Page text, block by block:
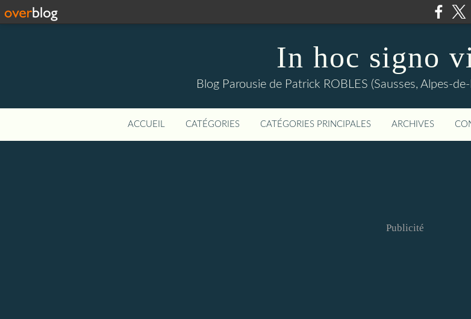
In hoc signo
Blog Parousie de Patrick ROBLES (Sausses, Alpes-
ACCUEIL CATÉGORIES CATÉGORIES PRINCIPALES ARCHIVES
Publicité